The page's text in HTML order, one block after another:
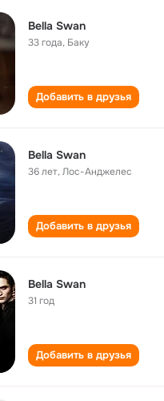
Bella Swan
33 года, Баку
Добавить в друзья
Bella Swan
36 лет,Лос-Анджелес
Добавить в друзья
Bella Swan
31 год
Добавить в друзья